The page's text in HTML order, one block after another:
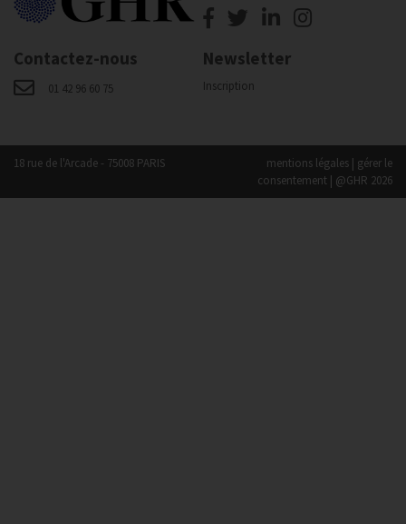
Contactez-nous
01 42 96 60 75
Newsletter
Inscription
18 rue de l'Arcade - 75008 PARIS mentions légales | gérer le
consentement | @GHR 2026